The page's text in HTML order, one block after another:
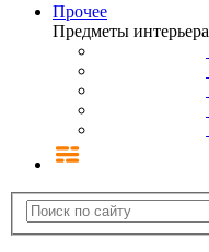
Прочее
Предметы интерьера